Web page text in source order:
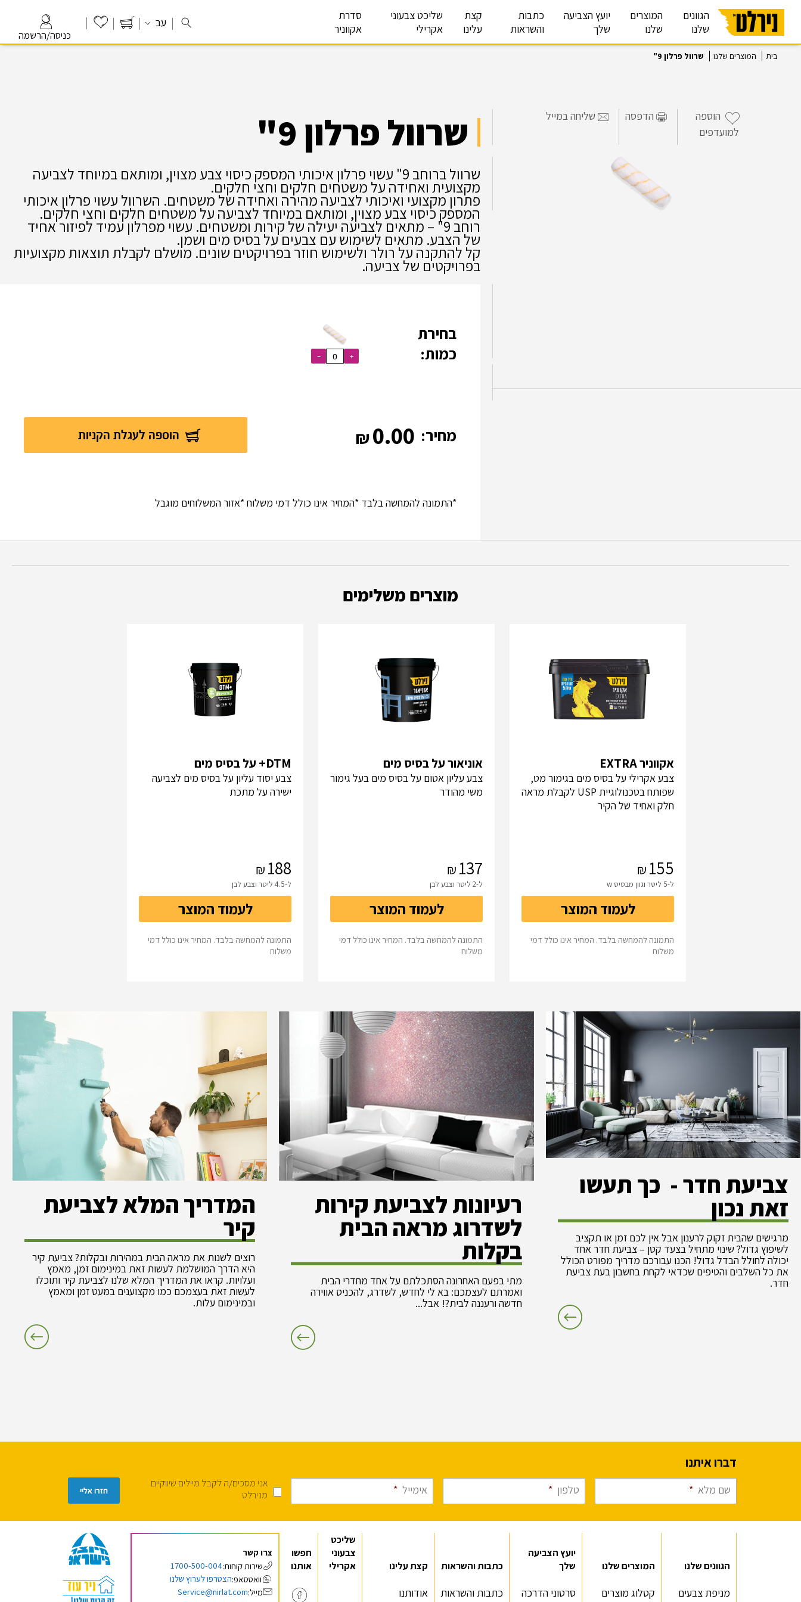
כניסה/הרשמה
עב
הגוונים
שלנו
המוצרים
שלנו
יועץ הצביעה
שלך
כתבות
והשראות
קצת
עלינו
שליכט צבעוני
אקרילי
סדרת
אקווניר
בית המוצרים שלנו שרוול פרלון 9"
הוספה
למועדפים
הדפסה שליחה במייל שרוול פרלון 9"
שרוול ברוחב 9" עשוי פרלון איכותי המספק כיסוי צבע מצוין, ומותאם במיוחד לצביעה
מקצועית ואחידה על משטחים חלקים וחצי חלקים.
פתרון מקצועי ואיכותי לצביעה מהירה ואחידה של משטחים. השרוול עשוי פרלון איכותי
המספק כיסוי צבע מצוין, ומותאם במיוחד לצביעה על משטחים חלקים וחצי חלקים.
רוחב 9" – מתאים לצביעה יעילה של קירות ומשטחים. עשוי מפרלון עמיד לפיזור אחיד
של הצבע. מתאים לשימוש עם צבעים על בסיס מים ושמן.
קל להתקנה על רולר ולשימוש חוזר בפרויקטים שונים. מושלם לקבלת תוצאות מקצועיות
בפרויקטים של צביעה.
בחירת
כמות:
מחיר: 0.00 הוספה לעגלת הקניות
*התמונה להמחשה בלבד *המחיר אינו כולל דמי משלוח *אזור המשלוחים מוגבל
מוצרים משלימים
אקווניר EXTRA
צבע אקרילי על בסיס מים בגימור מט,
שפותח בטכנולוגיית USP לקבלת מראה
חלק ואחיד של הקיר
155
ל-5 ליטר וגוון מבסיס w
לעמוד המוצר
התמונה להמחשה בלבד. המחיר אינו כולל דמי
משלוח
אוניאור על בסיס מים
צבע עליון אטום על בסיס מים בעל גימור
משי מהודר
137
ל-2 ליטר וצבע לבן
לעמוד המוצר
התמונה להמחשה בלבד. המחיר אינו כולל דמי
משלוח
DTM+ על בסיס מים
צבע יסוד עליון על בסיס מים לצביעה
ישירה על מתכת
188
ל-4.5 ליטר וצבע לבן
לעמוד המוצר
התמונה להמחשה בלבד. המחיר אינו כולל דמי
משלוח
צביעת חדר - כך תעשו
זאת נכון
מרגישים שהבית זקוק לרענון אבל אין לכם זמן או תקציב
לשיפוץ גדול? שינוי מתחיל בצעד קטן – צביעת חדר אחד
יכולה לחולל הבדל גדול! הכנו עבורכם מדריך מפורט הכולל
את כל השלבים והטיפים שכדאי לקחת בחשבון בעת צביעת
חדר.
רעיונות לצביעת קירות
לשדרוג מראה הבית
בקלות
מתי בפעם האחרונה הסתכלתם על אחד מחדרי הבית
ואמרתם לעצמכם: בא לי לחדש, לשדרג, להכניס אווירה
חדשה ורעננה לבית?! אבל...
המדריך המלא לצביעת
קיר
רוצים לשנות את מראה הבית במהירות ובקלות? צביעת קיר
היא הדרך המושלמת לעשות זאת במינימום זמן, מאמץ
ועלויות. קראו את המדריך המלא שלנו לצביעת קיר ותוכלו
לעשות זאת בעצמכם כמו מקצוענים במעט זמן ומאמץ
ובמינימום עלות.
דברו איתנו
שם מלא * טלפון * אימייל *
אני מסכים/ה לקבל מיילים שיווקיים
מנירלט
חזרו אליי
הגוונים שלנו
מניפת צבעים
המוצרים שלנו
קטלוג מוצרים
יועץ הצביעה
שלך
סרטוני הדרכה
כתבות והשראות
כתבות והשראות
קצת עלינו
אודותנו
שליכט
צבעוני
אקרילי
חפשו
אותנו
צרו קשר
שירות קוחות:1700-500-004
וואטסאפ:הצטרפו לערוץ שלנו
מייל:Service@nirlat.com